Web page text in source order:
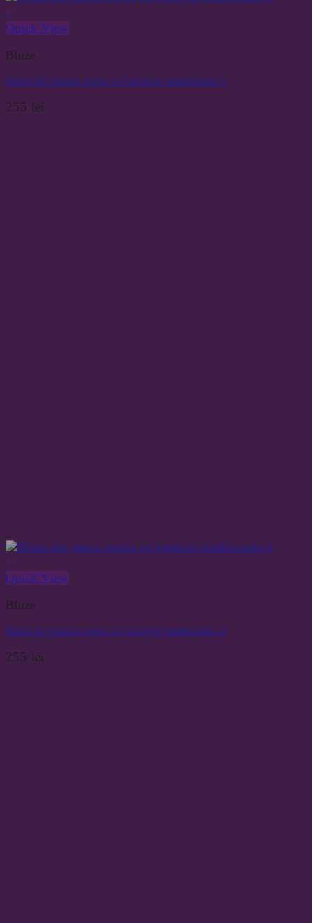
Quick View
Bluze
Bluza din panza topita cu broderie traditionala 5
255 lei
Quick View
Bluze
Bluza din panza topita cu broderie traditionala 4
255 lei